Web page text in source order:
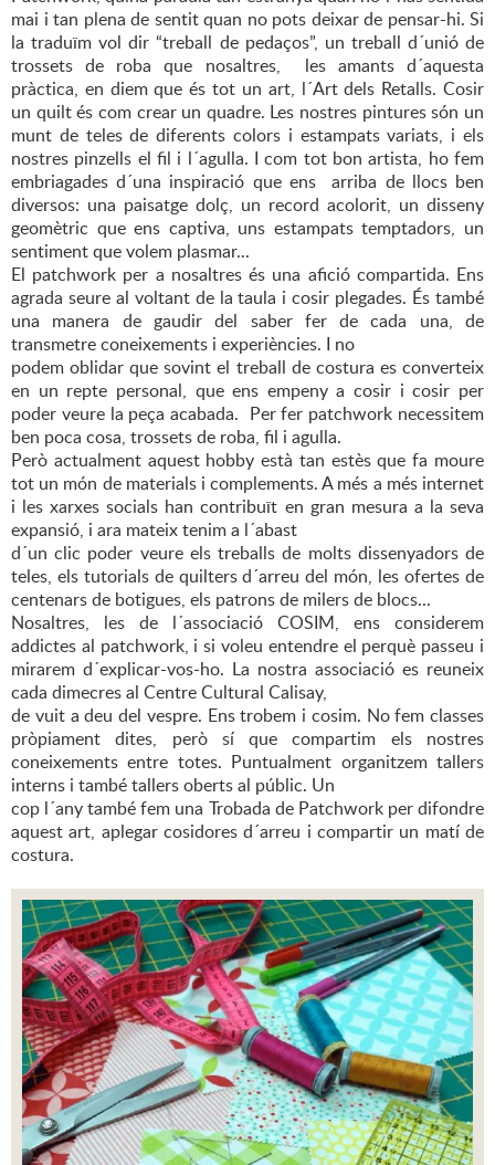
mai i tan plena de sentit quan no pots deixar de pensar-hi. Si
la traduïm vol dir “treball de pedaços”, un treball d´unió de
trossets de roba que nosaltres, les amants d´aquesta
pràctica, en diem que és tot un art, l´Art dels Retalls. Cosir
un quilt és com crear un quadre. Les nostres pintures són un
munt de teles de diferents colors i estampats variats, i els
nostres pinzells el fil i l´agulla. I com tot bon artista, ho fem
embriagades d´una inspiració que ens arriba de llocs ben
diversos: una paisatge dolç, un record acolorit, un disseny
geomètric que ens captiva, uns estampats temptadors, un
sentiment que volem plasmar...
El patchwork per a nosaltres és una afició compartida. Ens
agrada seure al voltant de la taula i cosir plegades. És també
una manera de gaudir del saber fer de cada una, de
transmetre coneixements i experiències. I no
podem oblidar que sovint el treball de costura es converteix
en un repte personal, que ens empeny a cosir i cosir per
poder veure la peça acabada. Per fer patchwork necessitem
ben poca cosa, trossets de roba, fil i agulla.
Però actualment aquest hobby està tan estès que fa moure
tot un món de materials i complements. A més a més internet
i les xarxes socials han contribuït en gran mesura a la seva
expansió, i ara mateix tenim a l´abast
d´un clic poder veure els treballs de molts dissenyadors de
teles, els tutorials de quilters d´arreu del món, les ofertes de
centenars de botigues, els patrons de milers de blocs...
Nosaltres, les de l´associació COSIM, ens considerem
addictes al patchwork, i si voleu entendre el perquè passeu i
mirarem d´explicar-vos-ho. La nostra associació es reuneix
cada dimecres al Centre Cultural Calisay,
de vuit a deu del vespre. Ens trobem i cosim. No fem classes
pròpiament dites, però sí que compartim els nostres
coneixements entre totes. Puntualment organitzem tallers
interns i també tallers oberts al públic. Un
cop l´any també fem una Trobada de Patchwork per difondre
aquest art, aplegar cosidores d´arreu i compartir un matí de
costura.